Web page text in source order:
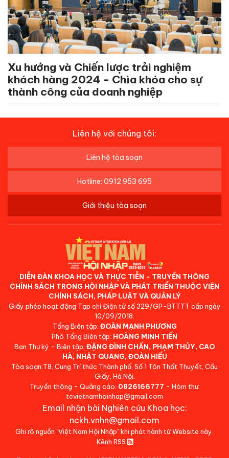
Xu hướng và Chiến lược trải nghiệm
khách hàng 2024 - Chìa khóa cho sự
thành công của doanh nghiệp
Liên hệ với chúng tôi:
Liên hệ tòa soạn
Hotline: 0912 953 695
Giới thiệu tòa soạn
DIỄN ĐÀN KHOA HỌC VÀ THỰC TIỄN - TRUYỀN THÔNG
CHÍNH SÁCH TRONG HỘI NHẬP VÀ PHÁT TRIỂN THUỘC VIỆN
CHÍNH SÁCH, PHÁP LUẬT VÀ QUẢN LÝ
Giấy phép hoạt động Tạp chí Điện tử số 329/GP-BTTTT cấp ngày
10/09/2018.
Tổng Biên tập: ĐOÀN MẠNH PHƯƠNG
Phó Tổng Biên tập: HOÀNG MINH TIẾN
Ban Thư ký - Biên tập: ĐẶNG ĐÌNH CHẤN, PHẠM THỦY, CAO
HÀ, NHẬT QUANG, ĐOÀN HIẾU
Tòa soạn:T8, Cung Trí thức Thành phố, Số 1 Tôn Thất Thuyết, Cầu
Giấy, Hà Nội.
Truyền thông - Quảng cáo: 0826166777 - Hòm thư:
tcvietnamhoinhap@gmail.com
Email nhận bài Nghiên cứu Khoa học:
nckh.vnhn@gmail.com
Ghi rõ nguồn "Việt Nam Hội Nhập" khi phát hành từ Website này.
Kênh RSS